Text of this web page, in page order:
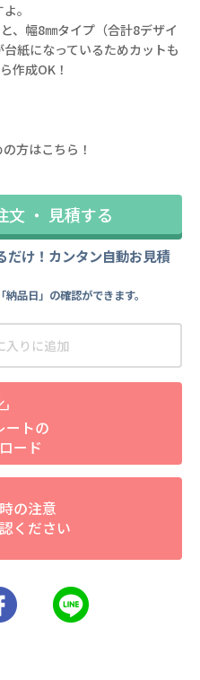
。
、幅8㎜タイプ（合計8デザイ
紙になっているためカットも
作成OK！
方はこちら！
文 ・ 見積する
だけ！カンタン自動お見積
品日」の確認ができます。
入りに追加
ートの
ード
の注意
ください